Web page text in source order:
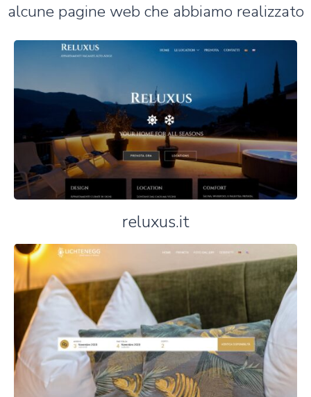
alcune pagine web che abbiamo realizzato
reluxus.it